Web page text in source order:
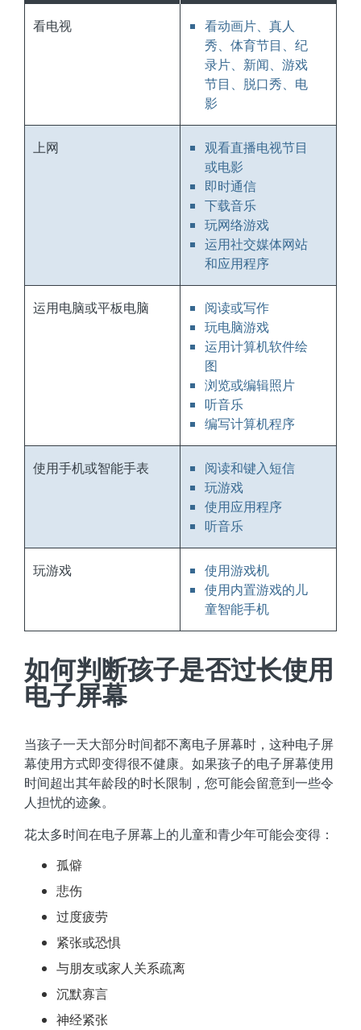
看电视
看动画片、真人
秀、体育节目、纪
录片、新闻、游戏
节目、脱口秀、电
影
上网
观看直播电视节目
或电影
即时通信
下载音乐
玩网络游戏
运用社交媒体网站
和应用程序
运用电脑或平板电脑
阅读或写作
玩电脑游戏
运用计算机软件绘
图
浏览或编辑照片
听音乐
编写计算机程序
使用手机或智能手表
阅读和键入短信
玩游戏
使用应用程序
听音乐
玩游戏
使用游戏机
使用内置游戏的儿
童智能手机
如何判断孩子是否过长使用
电子屏幕
当孩子一天大部分时间都不离电子屏幕时，这种电子屏
幕使用方式即变得很不健康。如果孩子的电子屏幕使用
时间超出其年龄段的时长限制，您可能会留意到一些令
人担忧的迹象。
花太多时间在电子屏幕上的儿童和青少年可能会变得：
孤僻
悲伤
过度疲劳
紧张或恐惧
与朋友或家人关系疏离
沉默寡言
神经紧张